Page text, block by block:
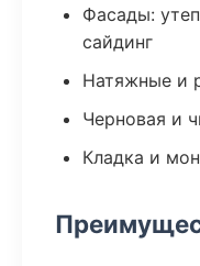
Фасады:
сайдинг
Натяжные и
Черновая и
Кладка и